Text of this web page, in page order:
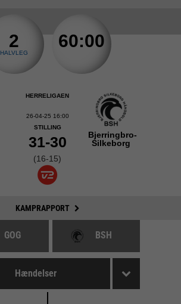
2
HALVLEG
60:00
HERRELIGAEN
26-04-25 16:00
STILLING
31-30
(16-15)
Bjerringbro-
Silkeborg
KAMPRAPPORT
GOG BSH
Hændelser